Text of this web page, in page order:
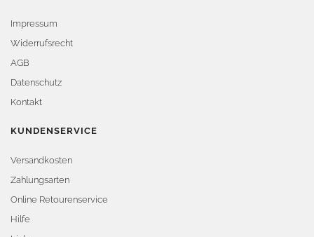
Impressum
Widerrufsrecht
AGB
Datenschutz
Kontakt
KUNDENSERVICE
Versandkosten
Zahlungsarten
Online Retourenservice
Hilfe